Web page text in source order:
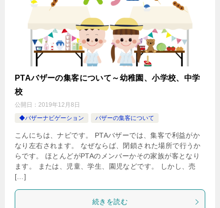
PTAバザーの集客について～幼稚園、小学校、中学
校
公開日： 2019年12月8日
◆バザーナビゲーション
バザーの集客について
こんにちは、ナビです。 PTAバザーでは、集客で利益がか
なり左右されます。 なぜならば、閉鎖された場所で行うか
らです。 ほとんどがPTAのメンバーかその家族が客となり
ます。 または、児童、学生、園児などです。 しかし、売
[…]
続きを読む